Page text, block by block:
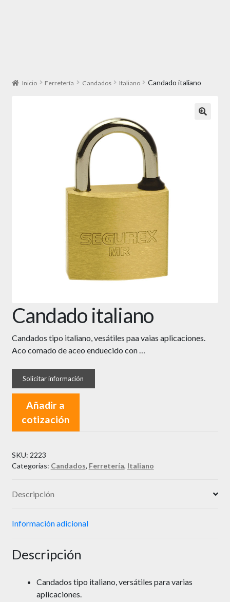
Inicio Ferretería Candados Italiano Candado italiano
Candado italiano
Candados tipo italiano, vesátiles paa vaias aplicaciones.
Aco comado de aceo enduecido con …
Añadir a
cotización
SKU: 2223
Categorías: Candados, Ferretería, Italiano
Descripción
Información adicional
Descripción
Candados tipo italiano, versátiles para varias
aplicaciones.